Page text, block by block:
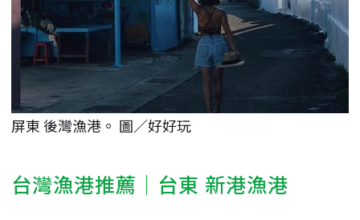
屏東 後灣漁港。 圖／好好玩
台灣漁港推薦｜台東 新港漁港